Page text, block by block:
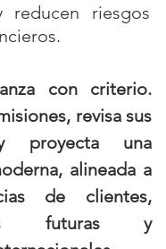
reducen riesgos
con criterio.
revisa sus
proyecta una
alineada a
de clientes,
futuras y